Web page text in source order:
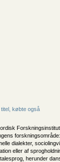
købte også
dialekter,
eller af
herunder